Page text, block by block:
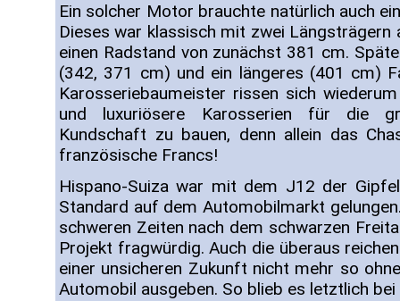
Ein solcher Motor brauchte natürlich auch
Dieses war klassisch mit zwei
einen Radstand von zunächst 381 cm.
(342, 371 cm) und ein längeres (401 cm)
Karosseriebaumeister rissen sich
und luxuriösere Karosserien für die
Kundschaft zu bauen, denn allein das
französische Francs!
Hispano-Suiza war mit dem J12 der
Standard auf dem Automobilmarkt
schweren Zeiten nach dem schwarzen
Projekt fragwürdig. Auch die überaus
einer unsicheren Zukunft nicht mehr so
Automobil ausgeben. So blieb es letztlich